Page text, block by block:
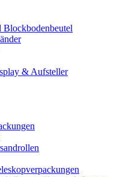
& Aufsteller